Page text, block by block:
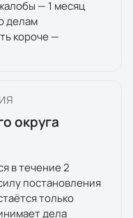
— 1 месяц
делам
короче —
округа
в течение 2
постановления
только
дела